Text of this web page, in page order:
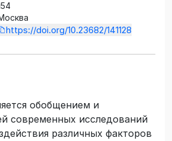
https://doi.org/10.23682/141128
обобщением и
современных исследований
различных факторов